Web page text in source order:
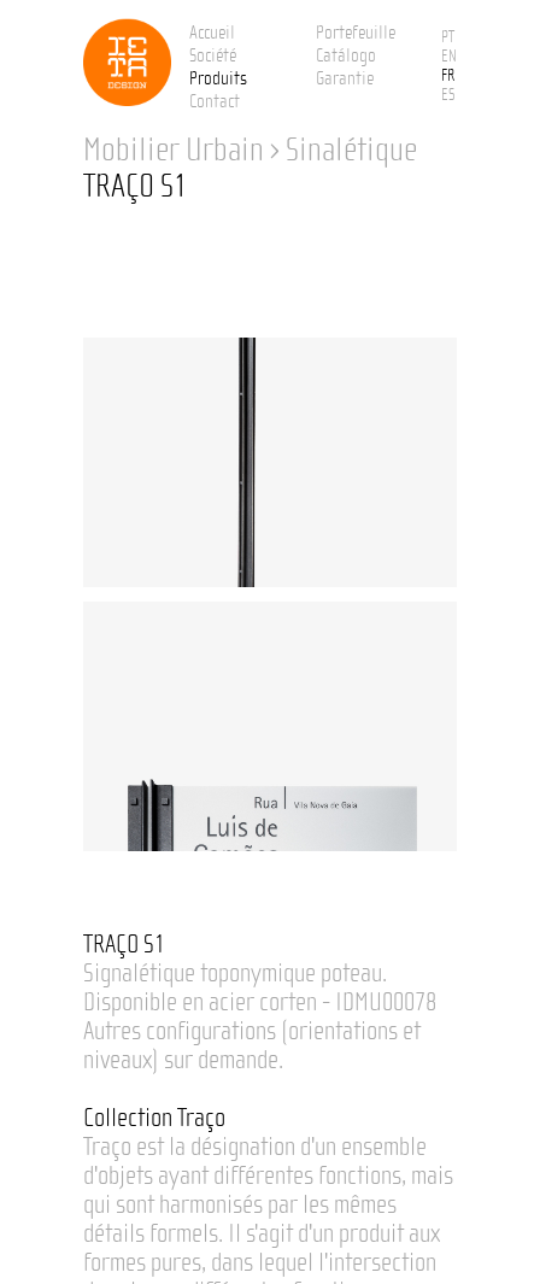
Accueil
Portefeuille
Société
Catálogo
Produits
Garantie
Contact
Mobilier Urbain › Sinalétique
TRAÇO S1
PT
EN
FR
ES
TRAÇO S1
Signalétique toponymique poteau.
Disponible en acier corten - IDMU00078
Autres configurations (orientations et
niveaux) sur demande.
Collection Traço
Traço est la désignation d'un ensemble
d'objets ayant différentes fonctions, mais
qui sont harmonisés par les mêmes
détails formels. Il s'agit d'un produit aux
formes pures, dans lequel l'intersection